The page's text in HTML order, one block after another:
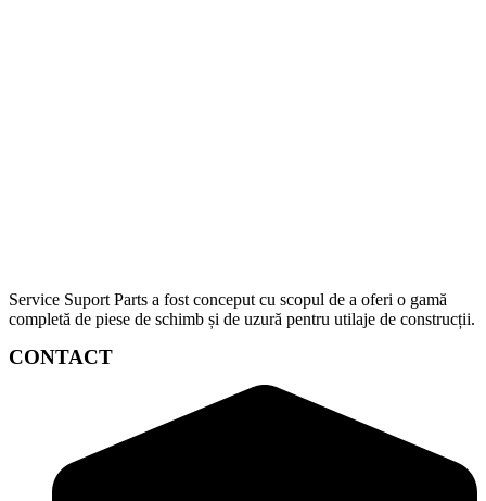
Service Suport Parts a fost conceput cu scopul de a oferi o gamă
completă de piese de schimb și de uzură pentru utilaje de construcții.
CONTACT